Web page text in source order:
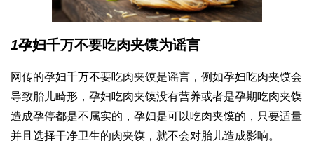
1孕妇千万不要吃肉夹馍为谣言
网传的孕妇千万不要吃肉夹馍是谣言，例如孕妇吃肉夹馍会
导致胎儿畸形，孕妇吃肉夹馍没有营养或者是孕期吃肉夹馍
造成孕停都是不属实的，孕妇是可以吃肉夹馍的，只要适量
并且选择干净卫生的肉夹馍，就不会对胎儿造成影响。